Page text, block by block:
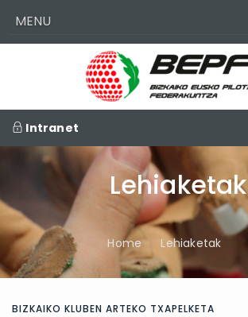
MENU
Intranet
Lehiaketak
Home Lehiaketak
BIZKAIKO KLUBEN ARTEKO TXAPELKETA